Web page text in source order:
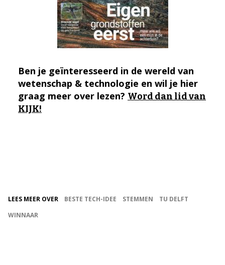
Ben je geïnteresseerd in de wereld van
wetenschap & technologie en wil je hier
graag meer over lezen? Word dan lid van
KIJK!
LEES MEER OVER BESTE TECH-IDEE STEMMEN
TU DELFT
WINNAAR